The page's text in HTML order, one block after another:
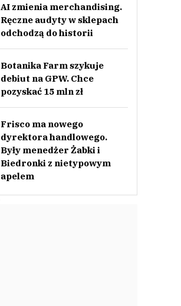
AI zmienia merchandising.
Ręczne audyty w sklepach
odchodzą do historii
Botanika Farm szykuje
debiut na GPW. Chce
pozyskać 15 mln zł
Frisco ma nowego
dyrektora handlowego.
Były menedżer Żabki i
Biedronki z nietypowym
apelem